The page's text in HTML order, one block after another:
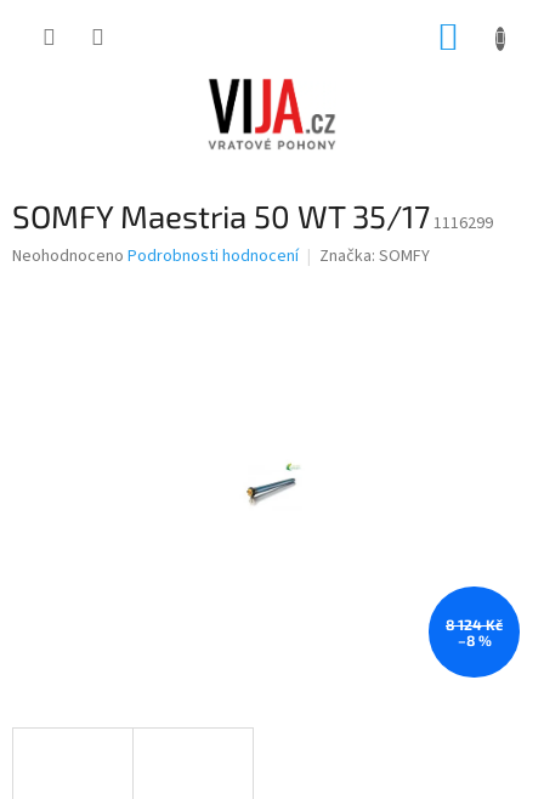
SOMFY Maestria 50 WT 35/171116299
Průměrné
Neohodnoceno Podrobnosti hodnocení Značka: SOMFY
8 124 Kč
–8 %